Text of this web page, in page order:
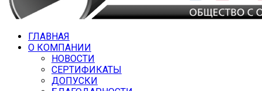
ГЛАВНАЯ
О КОМПАНИИ
НОВОСТИ
СЕРТИФИКАТЫ
ДОПУСКИ